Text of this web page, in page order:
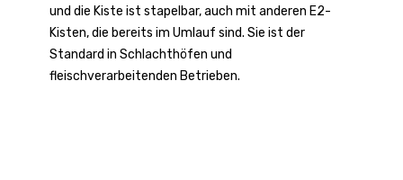
und die Kiste ist stapelbar, auch mit anderen E2-
Kisten, die bereits im Umlauf sind. Sie ist der
Standard in Schlachthöfen und
fleischverarbeitenden Betrieben.